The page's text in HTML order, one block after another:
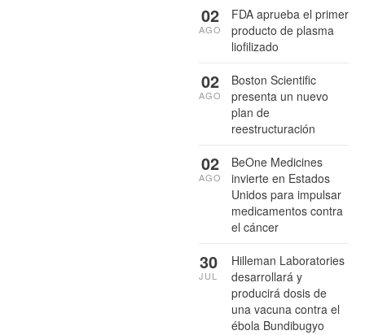
FDA aprueba el primer
producto de plasma
liofilizado
02
AGO
Boston Scientific
presenta un nuevo
plan de
reestructuración
02
AGO
BeOne Medicines
invierte en Estados
Unidos para impulsar
medicamentos contra
el cáncer
02
AGO
Hilleman Laboratories
desarrollará y
producirá dosis de
una vacuna contra el
ébola Bundibugyo
30
JUL